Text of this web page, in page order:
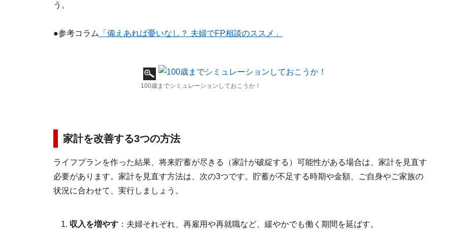
う。
●参考コラム 「備えあれば憂いなし？ 夫婦でFP相談のススメ」
100歳までシミュレーションしておこうか！
家計を改善する3つの方法
ライフプランを作った結果、将来貯蓄が尽きる（家計が破綻する）可能性がある場合は、家計を見直す
必要があります。家計を見直す方法は、次の3つです。貯蓄が不足する時期や金額、ご自身やご家族の
状況に合わせて、実行しましょう。
収入を増やす ：夫婦それぞれ、再雇用や再就職など、緩やかでも働く期間を延ばす。